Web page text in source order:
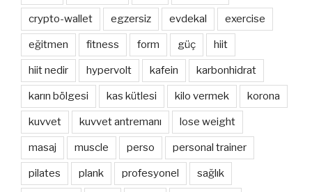
crypto-wallet egzersiz evdekal exercise
eğitmen fitness form güç hiit
hiit nedir hypervolt kafein karbonhidrat
karın bölgesi kas kütlesi kilo vermek korona
kuvvet kuvvet antremanı lose weight
masaj muscle perso personal trainer
pilates plank profesyonel sağlık